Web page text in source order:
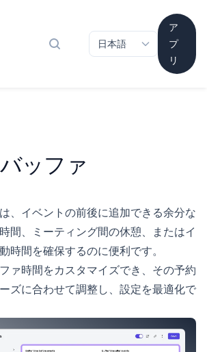
ドキュメントを検索
ア
プ
リ
ッファ
、イベントの前後に追加できる余分な
間、ミーティング間の休憩、またはイ
時間を確保するのに便利です。
ァ時間をカスタマイズでき、その予約
ズに合わせて調整し、設定を最適化で